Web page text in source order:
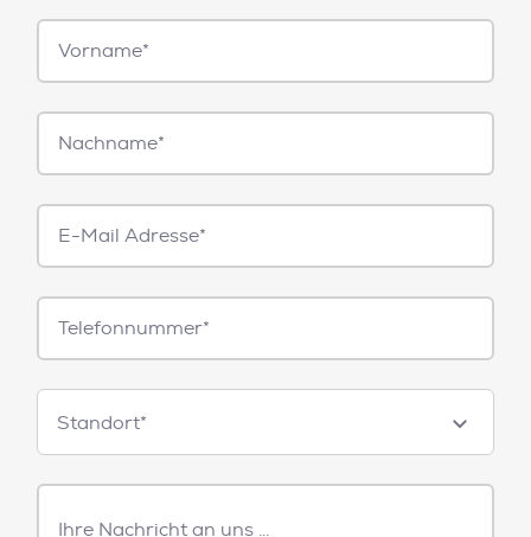
Vorname*
Nachname*
E-
Mail*
Telefonnummer
Standorte
Standort*
Freitext
Nachricht